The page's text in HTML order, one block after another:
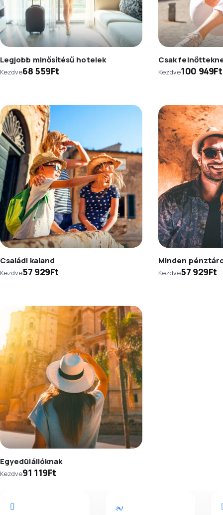
Legjobb minősítésű hotelek
Kezdve68 559Ft
Csak
Kezdve100 949Ft
Családi kaland
Kezdve57 929Ft
Minden
Kezdve57 929Ft
Egyedülállóknak
Kezdve91 119Ft